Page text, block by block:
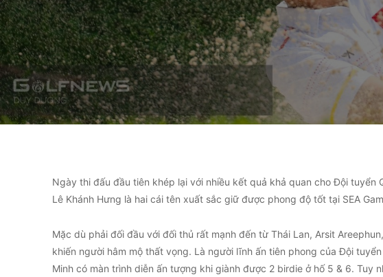
Ngày thi đấu đầu tiên khép lại với nhiều kết quả khả quan cho Đội tuyển
Lê Khánh Hưng là hai cái tên xuất sắc giữ được phong độ tốt tại SEA
Mặc dù phải đối đầu với đối thủ rất mạnh đến từ Thái Lan, Arsit
khiến người hâm mộ thất vọng. Là người lĩnh ấn tiên phong của Đội
Minh có màn trình diễn ấn tượng khi giành được 2 birdie ở hố 5 & 6. Tuy